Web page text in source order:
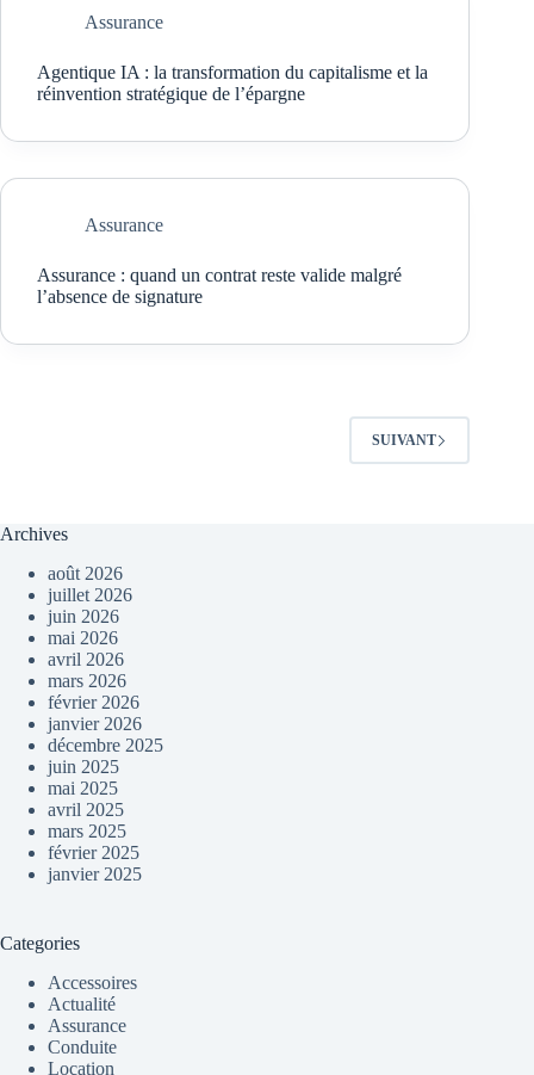
Assurance
Agentique IA : la transformation du capitalisme et la
réinvention stratégique de l’épargne
Assurance
Assurance : quand un contrat reste valide malgré
l’absence de signature
SUIVANT
Archives
août 2026
juillet 2026
juin 2026
mai 2026
avril 2026
mars 2026
février 2026
janvier 2026
décembre 2025
juin 2025
mai 2025
avril 2025
mars 2025
février 2025
janvier 2025
Categories
Accessoires
Actualité
Assurance
Conduite
Location